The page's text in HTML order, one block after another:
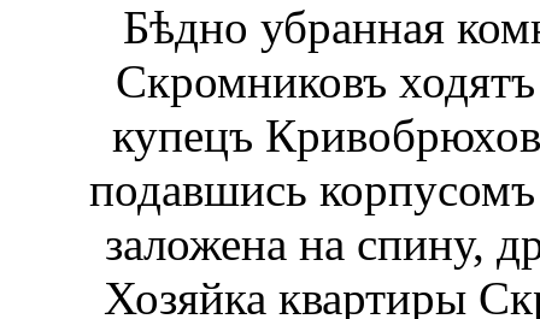
Бѣдно убранная
Скромниковъ
купецъ
подавшись
заложена на спину,
Хозяйка квартиры